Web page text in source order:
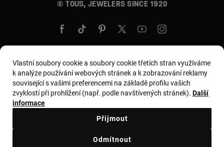
© TOUS, JEWELERS SINCE 1920
Země a měna: Czech Republic / Euro
Všeobecné podmínky
Vlastní soubory cookie a soubory cookie třetích stran využíváme
k analýze používání webových stránek a k zobrazování reklamy
související s vašimi preferencemi na základě profilu vašich
zvyklostí při prohlížení (např. podle navštívených stránek). Další
informace
Odmítnout
Přijmout